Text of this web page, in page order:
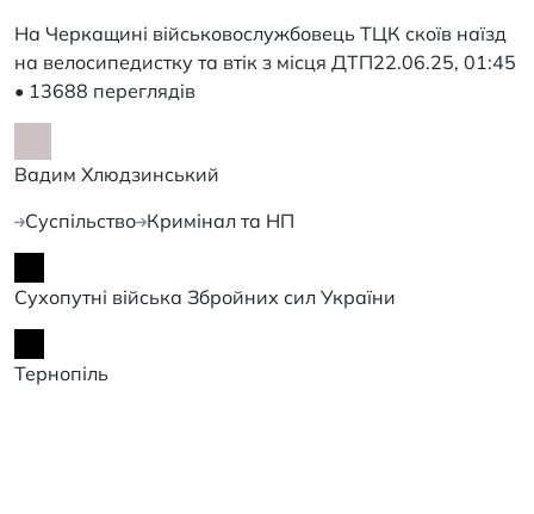
На Черкащині військовослужбовець ТЦК скоїв наїзд
на велосипедистку та втік з місця ДТП22.06.25, 01:45
• 13688 переглядiв
Вадим Хлюдзинський
Суспільство Кримінал та НП
Сухопутні війська Збройних сил України
Тернопіль